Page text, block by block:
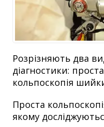
Розрізняють два
діагностики:
кольпоскопія
Проста
якому